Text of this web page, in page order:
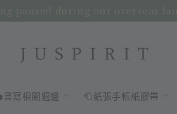
書寫相關週邊 🧻紙張手帳紙膠帶